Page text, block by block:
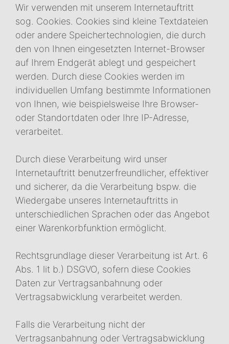
Wir verwenden mit unserem Internetauftritt
sog. Cookies. Cookies sind kleine Textdateien
oder andere Speichertechnologien, die durch
den von Ihnen eingesetzten Internet-Browser
auf Ihrem Endgerät ablegt und gespeichert
werden. Durch diese Cookies werden im
individuellen Umfang bestimmte Informationen
von Ihnen, wie beispielsweise Ihre Browser-
oder Standortdaten oder Ihre IP-Adresse,
verarbeitet.
Durch diese Verarbeitung wird unser
Internetauftritt benutzerfreundlicher, effektiver
und sicherer, da die Verarbeitung bspw. die
Wiedergabe unseres Internetauftritts in
unterschiedlichen Sprachen oder das Angebot
einer Warenkorbfunktion ermöglicht.
Rechtsgrundlage dieser Verarbeitung ist Art. 6
Abs. 1 lit b.) DSGVO, sofern diese Cookies
Daten zur Vertragsanbahnung oder
Vertragsabwicklung verarbeitet werden.
Falls die Verarbeitung nicht der
Vertragsanbahnung oder Vertragsabwicklung